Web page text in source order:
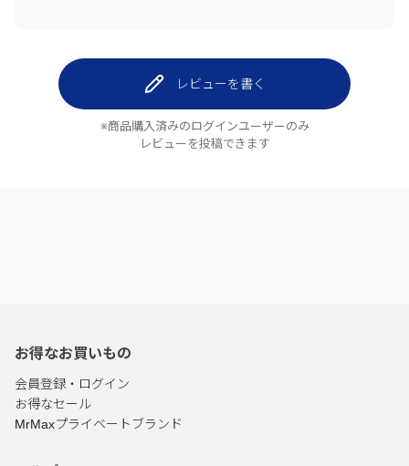
レビューを書く
※商品購入済みのログインユーザーのみ
レビューを投稿できます
お得なお買いもの
会員登録・ログイン
お得なセール
MrMaxプライベートブランド